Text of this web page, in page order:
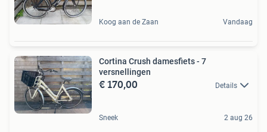
Koog aan de Zaan Vandaag
Cortina Crush damesfiets - 7
versnellingen
€ 170,00 Details
Sneek 2 aug 26